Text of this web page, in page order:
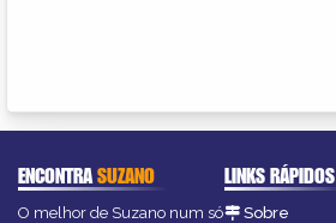
ENCONTRASUZANO
O melhor de Suzano num só
LINKS RÁPIDOS
Sobre